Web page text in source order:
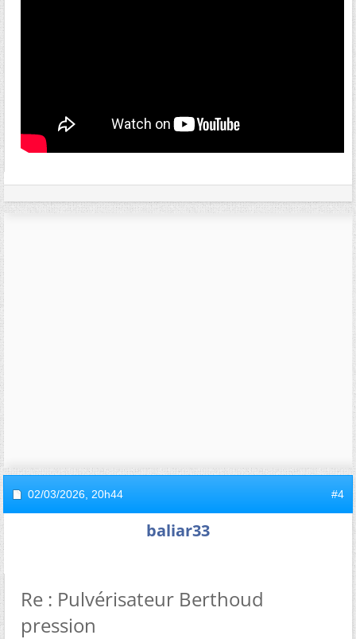
02/03/2026, 20h44 #4
baliar33
Re : Pulvérisateur Berthoud
pression